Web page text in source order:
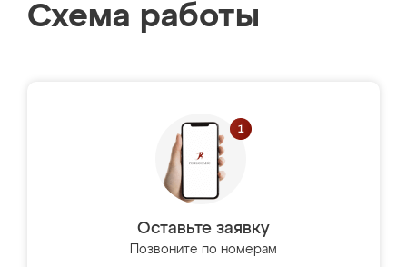
Схема работы
Оставьте заявку
Позвоните по номерам